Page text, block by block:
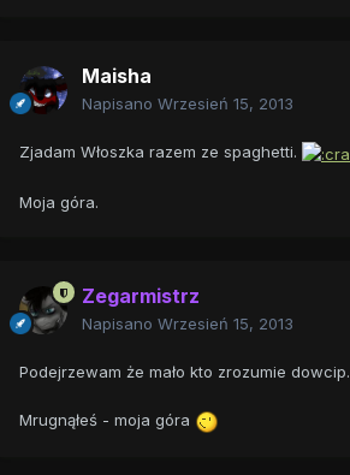
Maisha
Napisano Wrzesień 15, 2013
Zjadam Włoszka razem ze spaghetti.
Moja góra.
Zegarmistrz
Napisano Wrzesień 15, 2013
Podejrzewam że mało kto zrozumie dowcip.
Mrugnąłeś - moja góra